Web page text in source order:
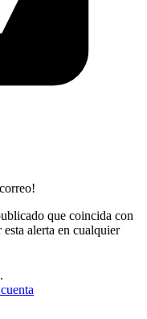
que coincida con
alerta en cualquier